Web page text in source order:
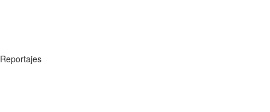
Reportajes